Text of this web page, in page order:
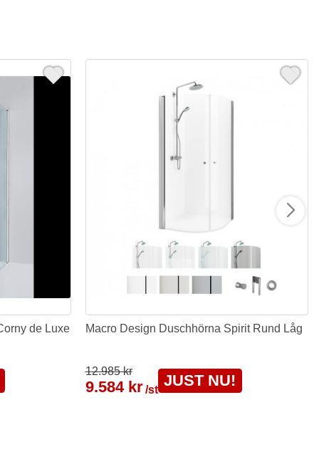
de Luxe Macro Design Duschhörna Spirit Rund Låg
12.985 kr
9.584 kr /st
JUST NU!